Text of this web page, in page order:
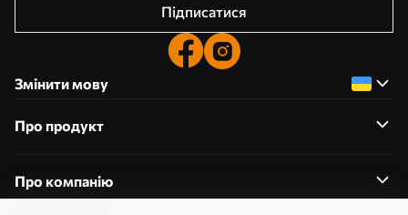
Підписатися
Змінити мову
Про продукт
Про компанію